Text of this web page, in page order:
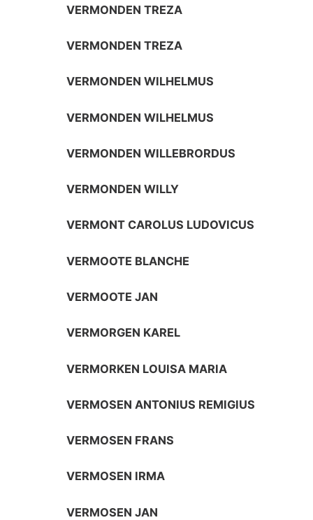
VERMONDEN TREZA
VERMONDEN TREZA
VERMONDEN WILHELMUS
VERMONDEN WILHELMUS
VERMONDEN WILLEBRORDUS
VERMONDEN WILLY
VERMONT CAROLUS LUDOVICUS
VERMOOTE BLANCHE
VERMOOTE JAN
VERMORGEN KAREL
VERMORKEN LOUISA MARIA
VERMOSEN ANTONIUS REMIGIUS
VERMOSEN FRANS
VERMOSEN IRMA
VERMOSEN JAN